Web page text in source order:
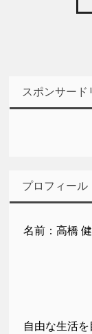
スポンサード
プロフィール
名前：高橋 健
自由な生活